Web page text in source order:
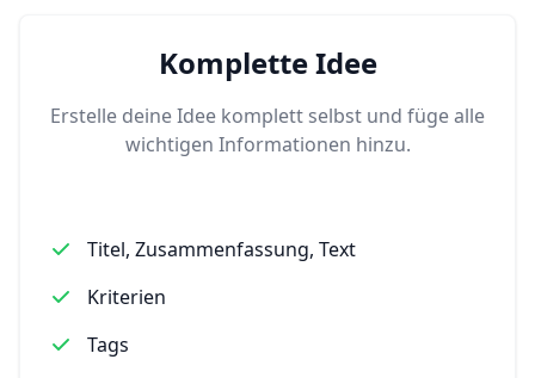
Komplette Idee
Erstelle deine Idee komplett selbst und füge alle
wichtigen Informationen hinzu.
Titel, Zusammenfassung, Text
Kriterien
Tags